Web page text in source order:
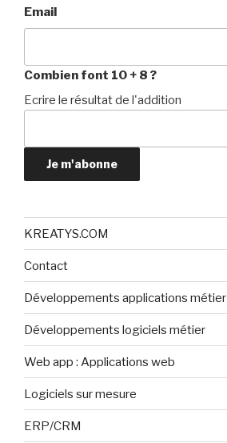
Email
Combien font 10 + 8 ?
Ecrire le résultat de l'addition
Je m'abonne
KREATYS.COM
Contact
Développements applications métier
Développements logiciels métier
Web app : Applications web
Logiciels sur mesure
ERP/CRM